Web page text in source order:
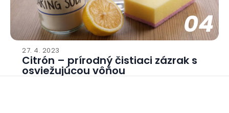
04
27. 4. 2023
Citrón – prírodný čistiaci zázrak s
osviežujúcou vôňou